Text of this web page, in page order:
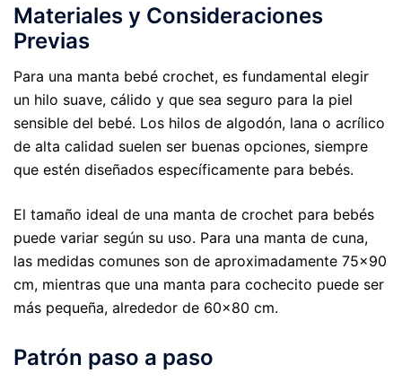
Materiales y Consideraciones
Previas
Para una manta bebé crochet, es fundamental elegir
un hilo suave, cálido y que sea seguro para la piel
sensible del bebé. Los hilos de algodón, lana o acrílico
de alta calidad suelen ser buenas opciones, siempre
que estén diseñados específicamente para bebés.
El tamaño ideal de una manta de crochet para bebés
puede variar según su uso. Para una manta de cuna,
las medidas comunes son de aproximadamente 75x90
cm, mientras que una manta para cochecito puede ser
más pequeña, alrededor de 60x80 cm.
Patrón paso a paso